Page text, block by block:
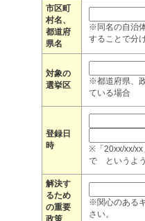
市区町
村名、
都道府
県名
※同名の自治
することで分
対象の
選挙区
※都道府県、
ている場合
登録日
時
※「20xx/xx/
で というよう
解決す
るため
の重要
政策
※関心のある
さい。